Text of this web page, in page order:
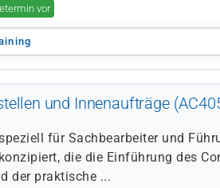
vor
und Innenaufträge
für Sachbearbeiter und
die die Einführung des
der praktische ...